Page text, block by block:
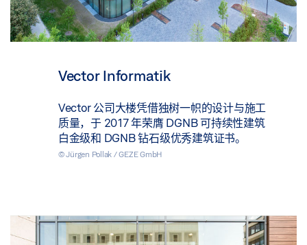
Vector Informatik
Vector 公司大楼凭借独树一帜的设计与施工
质量，于 2017 年荣膺 DGNB 可持续性建筑
白金级和 DGNB 钻石级优秀建筑证书。
© Jürgen Pollak / GEZE GmbH